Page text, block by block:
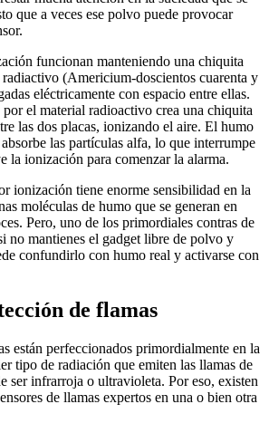
que a veces ese polvo puede provocar
funcionan manteniendo una chiquita
(Americium-doscientos cuarenta y
eléctricamente con espacio entre ellas.
el material radioactivo crea una chiquita
las dos placas, ionizando el aire. El humo
las partículas alfa, lo que interrumpe
la ionización para comenzar la alarma.
ionización tiene enorme sensibilidad en la
moléculas de humo que se generan en
Pero, uno de los primordiales contras de
no mantienes el gadget libre de polvo y
confundirlo con humo real y activarse con
de flamas
están perfeccionados primordialmente en la
tipo de radiación que emiten las llamas de
ser infrarroja o ultravioleta. Por eso, existen
de llamas expertos en una o bien otra